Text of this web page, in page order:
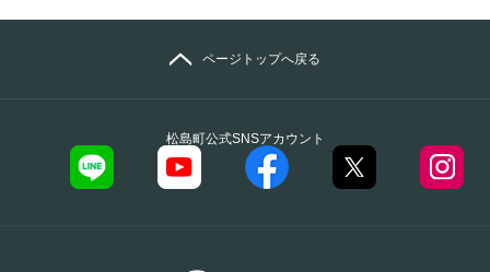
松島町公式SNSアカウント
ページトップへ戻る